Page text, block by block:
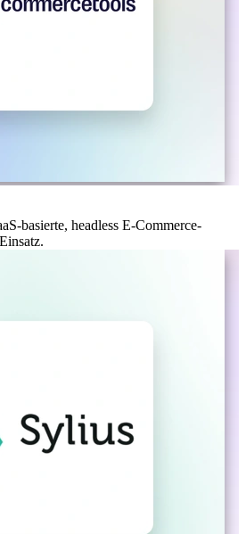
basierte, headless E-Commerce-